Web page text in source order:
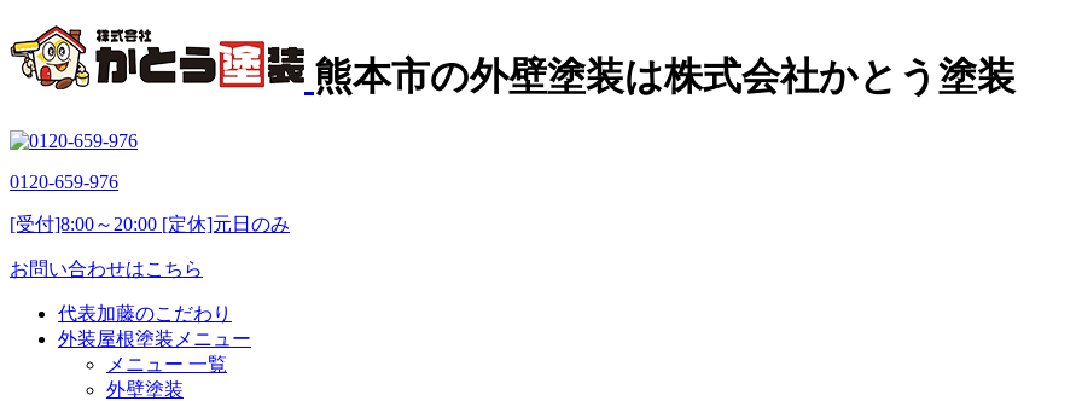
熊本市の外壁塗装は株式会社かとう塗装
0120-659-976
[受付]8:00～20:00 [定休]元日のみ
お問い合わせはこちら
代表加藤のこだわり
外装屋根塗装メニュー
メニュー 一覧
外壁塗装